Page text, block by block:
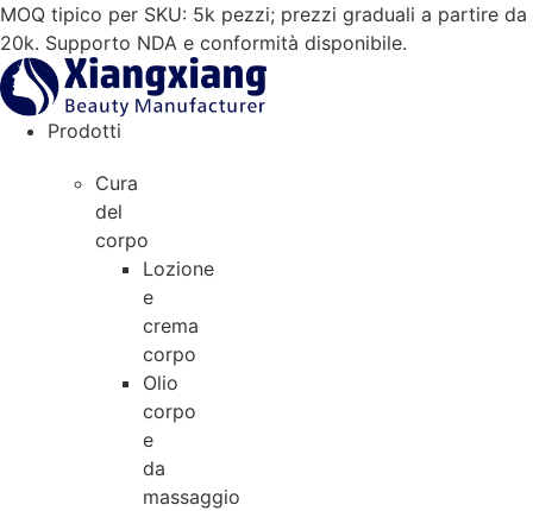
Vai
al
contenuto
MOQ tipico per SKU: 5k pezzi; prezzi graduali a partire da
20k. Supporto NDA e conformità disponibile.
Prodotti
Cura
del
corpo
Lozione
e
crema
corpo
Olio
corpo
e
da
massaggio